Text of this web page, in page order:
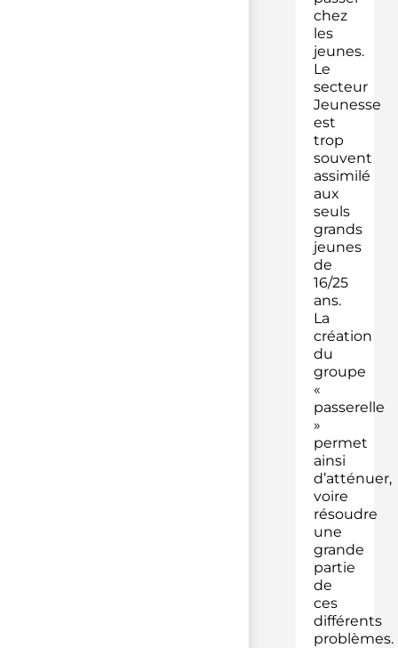
chez
les
jeunes.
Le
secteur
Jeunesse
est
trop
souvent
assimilé
aux
seuls
grands
jeunes
de
16/25
ans.
La
création
du
groupe
«
passerelle
»
permet
ainsi
d’atténuer,
voire
résoudre
une
grande
partie
de
ces
différents
problèmes.